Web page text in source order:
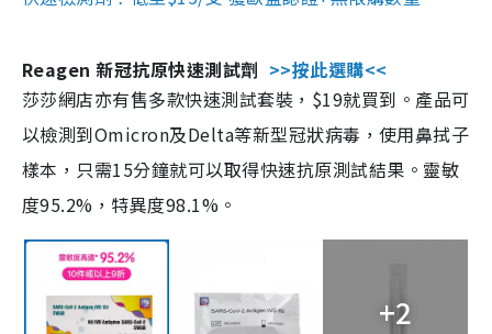
Reagen 新冠抗原快速測試劑 >>按此選購<<
莎莎網店亦有售多款快速測試套裝，$19就買到。產品可
以檢測到Omicron及Delta等新型冠狀病毒，使用鼻拭子
樣本，只需15分鐘就可以取得快速抗原測試結果。靈敏
度95.2%，特異度98.1%。
+2